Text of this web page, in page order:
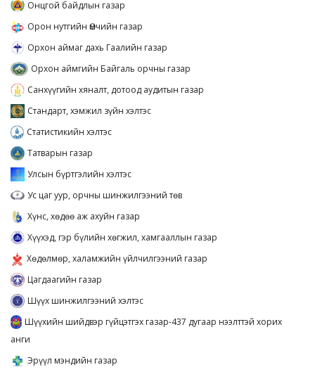
Онцгой байдлын газар
Орон нутгийн Өмчийн газар
Орхон аймаг дахь Гаалийн газар
Орхон аймгийн Байгаль орчны газар
Санхүүгийн хяналт, дотоод аудитын газар
Стандарт, хэмжил зүйн хэлтэс
Статистикийн хэлтэс
Татварын газар
Улсын бүртгэлийн хэлтэс
Ус цаг уур, орчны шинжилгээний төв
Хүнс, хөдөө аж ахуйн газар
Хүүхэд, гэр бүлийн хөгжил, хамгааллын газар
Хөдөлмөр, халамжийн үйлчилгээний газар
Цагдаагийн газар
Шүүх шинжилгээний хэлтэс
Шүүхийн шийдвэр гүйцэтгэх газар-437 дугаар нээлттэй хорих
анги
Эрүүл мэндийн газар